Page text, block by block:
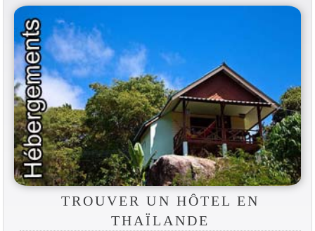
TROUVER UN HÔTEL EN
THAÏLANDE